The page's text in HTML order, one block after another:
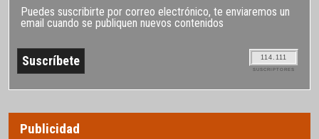
Puedes suscribirte por correo electrónico, te enviaremos un
email cuando se publiquen nuevos contenidos
114.111
SUSCRIPTORES
Publicidad